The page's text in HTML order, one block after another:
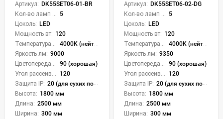
Артикул: DK55SET06-01-BR
5
Цоколь: LED
Мощность вт: 120
4000K (нейтральный)
Яркость лм: 9000
90 (хорошая)
120
Защита IP: 20 (для сухих пом.)
Высота: 1800 мм
Длина: 2500 мм
Ширина: 300 мм
Артикул: DK55SET06-02-DG
5
Цоколь: LED
Мощность вт: 120
4000K (нейтральный)
Яркость лм: 9350
90 (хорошая)
120
Защита IP: 20 (для сухих пом.)
Высота: 1800 мм
Длина: 2500 мм
Ширина: 300 мм